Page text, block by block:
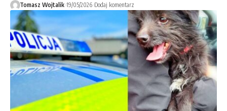
Tomasz Wojtalik 19/05/2026 Dodaj komentarz